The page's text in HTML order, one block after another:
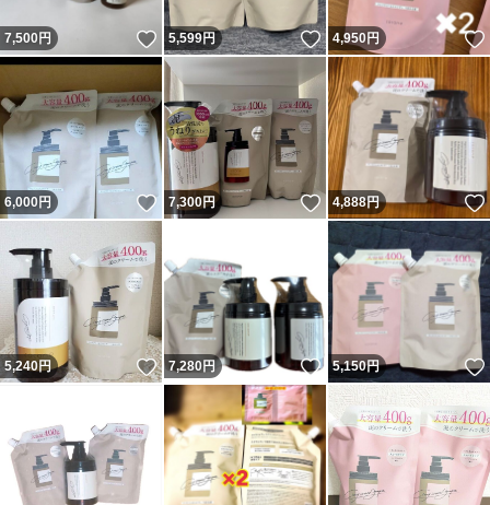
7,500円 いいね！
5,599円 いいね！
4,950円
6,000円 いいね！
7,300円 いいね！
4,888円
5,240円 いいね！
7,280円 いいね！
5,150円